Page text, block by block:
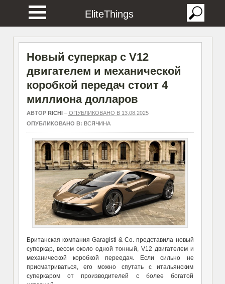
EliteThings
Новый суперкар с V12
двигателем и механической
коробкой передач стоит 4
миллиона долларов
АВТОР RICHI– ОПУБЛИКОВАНО В 13.08.2025
ОПУБЛИКОВАНО В: ВСЯЧИНА
Британская компания Garagisti & Co. представила новый
суперкар, весом около одной тонный, V12 двигателем и
механической коробкой переедач. Если сильно не
присматриваться, его можно спутать с итальянским
суперкаром от производителей с более богатой